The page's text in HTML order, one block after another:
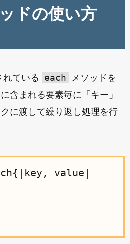
ドの使い方
れている each
メソッドを
含まれる要素毎に「キー」
に渡して繰り返し処理を行
value|